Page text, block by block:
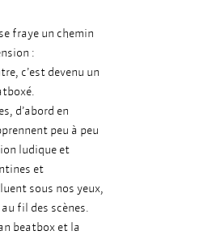
fraye un chemin
:
c’est devenu un
d’abord en
peu à peu
ludique et
et
sous nos yeux,
fil des scènes.
beatbox et la